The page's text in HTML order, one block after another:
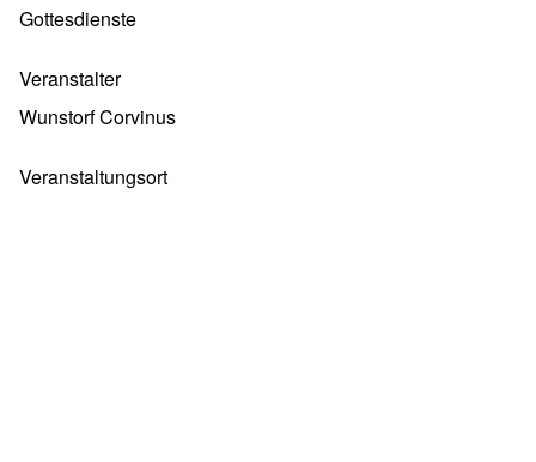
Gottesdienste
Veranstalter
Wunstorf Corvinus
Veranstaltungsort